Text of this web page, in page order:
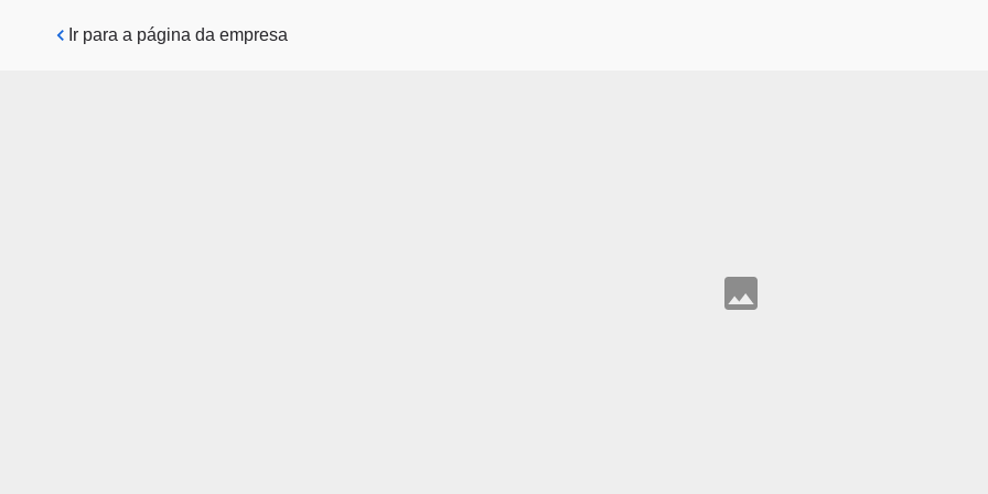
Pular para o conteúdo principal
Ir para a página da empresa